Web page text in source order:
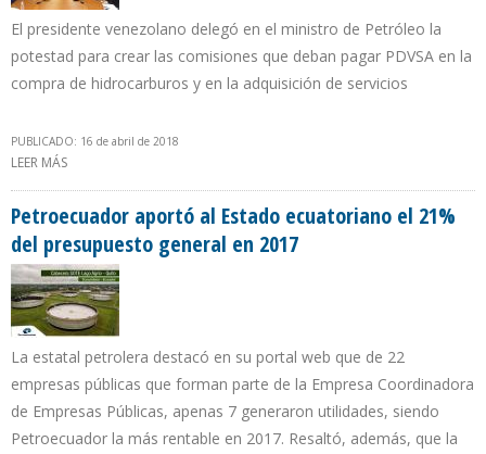
El presidente venezolano delegó en el ministro de Petróleo la
potestad para crear las comisiones que deban pagar PDVSA en la
compra de hidrocarburos y en la adquisición de servicios
PUBLICADO: 16 de abril de 2018
LEER MÁS
Petroecuador aportó al Estado ecuatoriano el 21%
del presupuesto general en 2017
La estatal petrolera destacó en su portal web que de 22
empresas públicas que forman parte de la Empresa Coordinadora
de Empresas Públicas, apenas 7 generaron utilidades, siendo
Petroecuador la más rentable en 2017. Resaltó, además, que la